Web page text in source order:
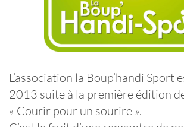
L’association la Boup’handi Sport
2013 suite à la première édition
« Courir pour un sourire ».